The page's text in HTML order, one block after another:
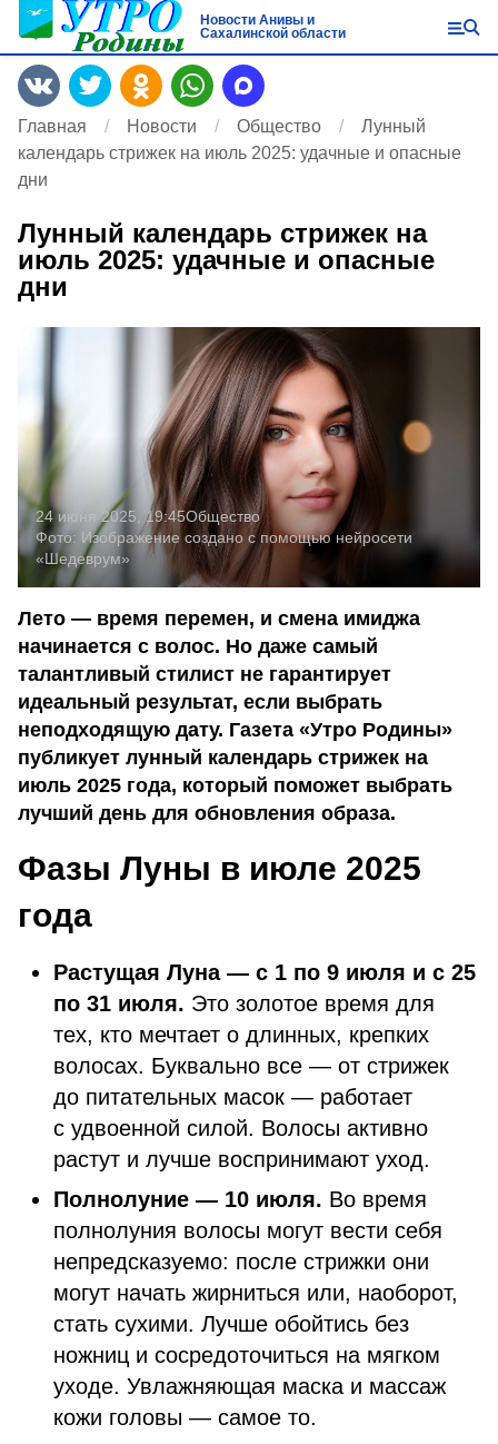
Новости Анивы и
Сахалинской области
Главная Новости Общество
Лунный
календарь стрижек на июль 2025: удачные и опасные
дни
Лунный календарь стрижек на
июль 2025: удачные и опасные
дни
24 июня 2025, 19:45Общество
Фото: Изображение создано с помощью нейросети
«Шедеврум»
Лето — время перемен, и смена имиджа
начинается с волос. Но даже самый
талантливый стилист не гарантирует
идеальный результат, если выбрать
неподходящую дату. Газета «Утро Родины»
публикует лунный календарь стрижек на
июль 2025 года, который поможет выбрать
лучший день для обновления образа.
Фазы Луны в июле 2025
года
Растущая Луна — с 1 по 9 июля и с 25
по 31 июля. Это золотое время для
тех, кто мечтает о длинных, крепких
волосах. Буквально все — от стрижек
до питательных масок — работает
с удвоенной силой. Волосы активно
растут и лучше воспринимают уход.
Полнолуние — 10 июля. Во время
полнолуния волосы могут вести себя
непредсказуемо: после стрижки они
могут начать жирниться или, наоборот,
стать сухими. Лучше обойтись без
ножниц и сосредоточиться на мягком
уходе. Увлажняющая маска и массаж
кожи головы — самое то.